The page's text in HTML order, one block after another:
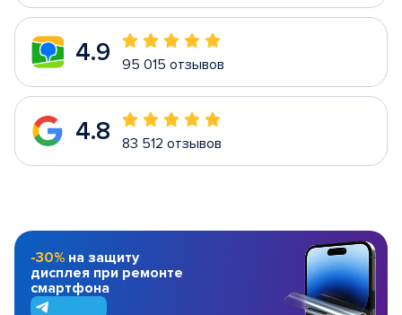
4.9 95 015 отзывов
4.8 83 512 отзывов
-30% на защиту
дисплея при ремонте
смартфона